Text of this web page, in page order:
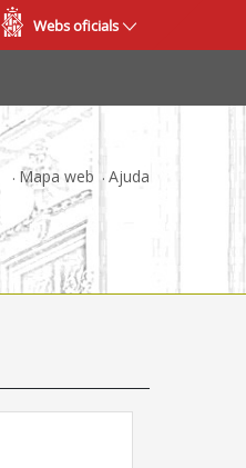
Webs oficials
Mapa web Ajuda